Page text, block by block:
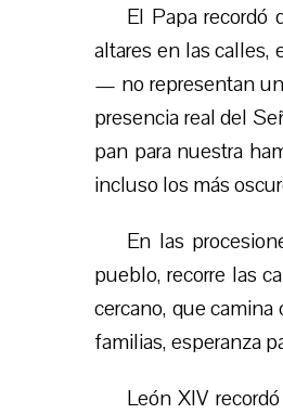
El Papa
altares en las calles,
— no representan
presencia real del
pan para nuestra
incluso los más
En las
pueblo, recorre las
cercano, que
familias, esperanza
León XIV